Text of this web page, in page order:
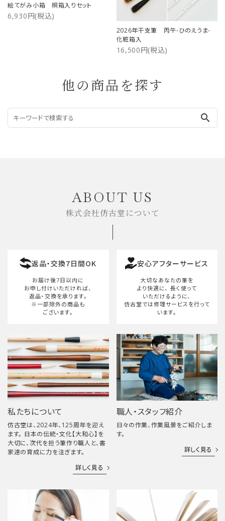
絵てがみ小箱 桐箱入りセット
6,930円(税込)
2026年干支筆 丙午-ひのえうま-
化粧箱入
16,500円(税込)
他の商品を探す
search
ABOUT US
株式会社仿古堂について
返品・交換7日間OK
お届け後7日以内に
お申し付けいただければ、
返品・交換を承ります。
※一部除外の商品も
ございます。
安心アフターサービス
大切なあなたの筆を
より快適に、 長く使って
いただけるように、
仿古堂では修理サービスを行って
います。
私たちについて
仿古堂は、2024年、125周年を迎え
ます。 日本の伝統・文化【大和心】を
大切に、次代を担う筆作り職人と、書
家達の育成に力を注ぎます。
詳しく見る
職人・スタッフ紹介
日々の作業、作業風景をご紹介しま
す。
詳しく見る